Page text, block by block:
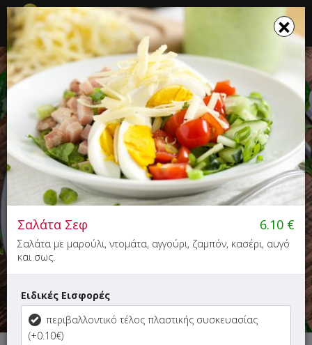
☰
NAPOLI PIZZA (ΞΑΝΘΗ)
Πίτσα - Ζυμαρικά
5.00+
Ανδρέου Δημητρίου 49, Ξάνθη
Το καλάθι σου ενημερώθηκε ×
Σαλάτα Σεφ 6.10 €
Σαλάτα με μαρούλι, ντομάτα, αγγούρι, ζαμπόν, κασέρι, αυγό
και σως.
Ειδικές Εισφορές
περιβαλλοντικό τέλος πλαστικής συσκευασίας
(+0.10€)
×